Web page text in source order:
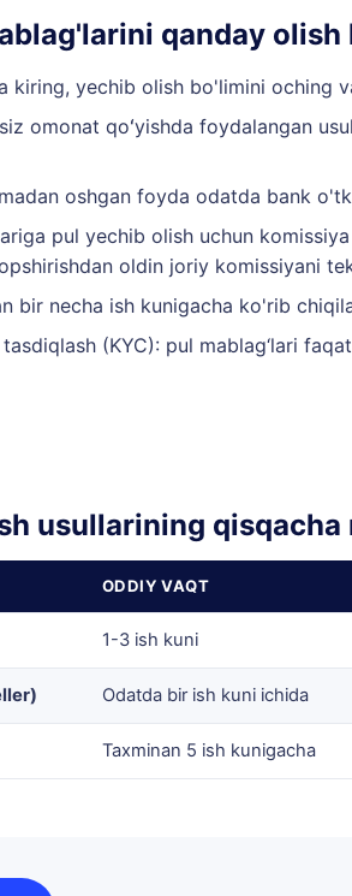
qanday
kiring, yechib olish bo'limini oching
omonat qoʻyishda foydalangan
oshgan foyda odatda bank
pul yechib olish uchun
oldin joriy komissiyani
bir necha ish kunigacha ko'rib
tasdiqlash (KYC): pul mablag‘lari
usullarining qisqacha
ODDIY VAQT
1-3 ish kuni
Odatda bir ish kuni ichida
Taxminan 5 ish kunigacha